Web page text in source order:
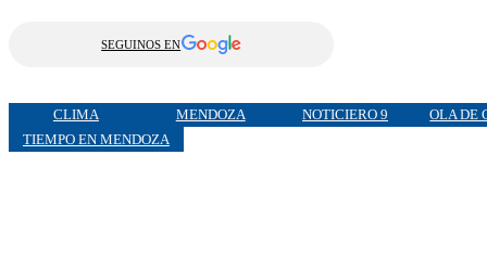
SEGUINOS EN
CLIMA MENDOZA NOTICIERO 9 OLA DE
TIEMPO EN MENDOZA